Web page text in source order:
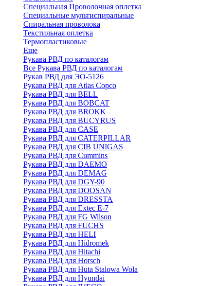
Специальная Проволочная оплетка
Специальные мультиспиральные
Спиральная проволока
Текстильная оплетка
Термопластиковые
Еще
Рукава РВД по каталогам
Все Рукава РВД по каталогам
Рукав РВД для ЭО-5126
Рукава РВД для Atlas Copco
Рукава РВД для BELL
Рукава РВД для BOBCAT
Рукава РВД для BROKK
Рукава РВД для BUCYRUS
Рукава РВД для CASE
Рукава РВД для CATERPILLAR
Рукава РВД для CIB UNIGAS
Рукава РВД для Cummins
Рукава РВД для DAEMO
Рукава РВД для DEMAG
Рукава РВД для DGY-90
Рукава РВД для DOOSAN
Рукава РВД для DRESSTA
Рукава РВД для Extec E-7
Рукава РВД для FG Wilson
Рукава РВД для FUCHS
Рукава РВД для HELI
Рукава РВД для Hidromek
Рукава РВД для Hitachi
Рукава РВД для Horsch
Рукава РВД для Huta Stalowa Wola
Рукава РВД для Hyundai